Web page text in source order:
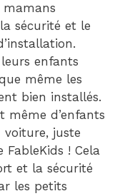
sécurité et le
enfants
même les
bien installés.
même d’enfants
juste
FableKids ! Cela
et la sécurité
les petits